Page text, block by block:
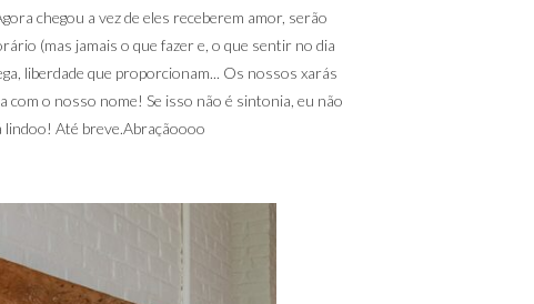
chegou a vez de eles receberem amor, serão
(mas jamais o que fazer e, o que sentir no dia
liberdade que proporcionam... Os nossos xarás
com o nosso nome! Se isso não é sintonia, eu não
lindoo! Até breve.Abraçãoooo